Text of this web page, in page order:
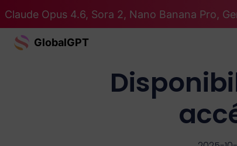
Claude Opus 4.6, Sora 2, Nano Banana Pro,
GlobalGPT